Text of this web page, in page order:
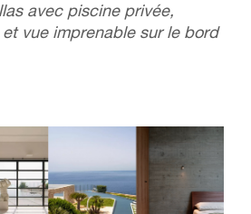
avec piscine privée,
vue imprenable sur le bord